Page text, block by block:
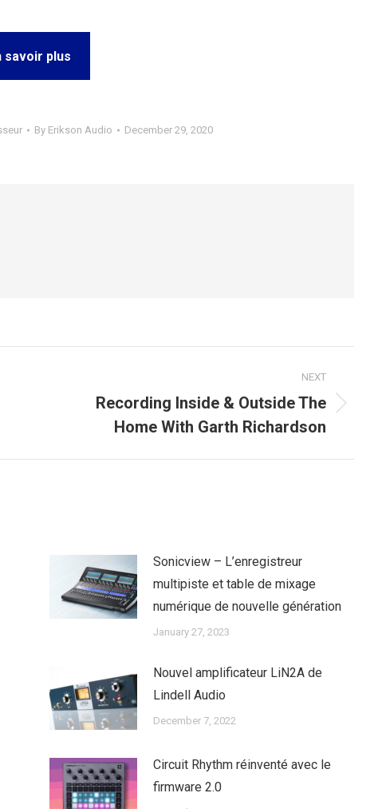
savoir plus
By Erikson Audio December 29, 2020
NEXT
Recording Inside & Outside The
Home With Garth Richardson
Sonicview – L’enregistreur
multipiste et table de mixage
numérique de nouvelle génération
January 27, 2023
Nouvel amplificateur LiN2A de
Lindell Audio
December 7, 2022
Circuit Rhythm réinventé avec le
firmware 2.0